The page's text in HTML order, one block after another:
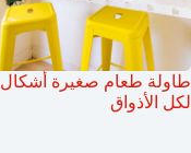
طاولة طعام صغيرة أشكال
لكل الأذواق